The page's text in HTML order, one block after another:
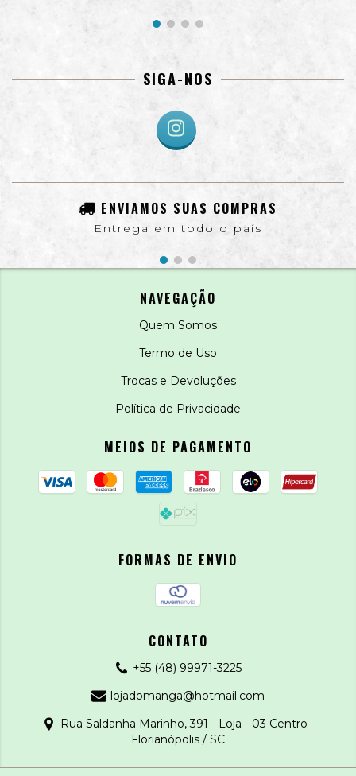
SIGA-NOS
ENVIAMOS SUAS COMPRAS
Entrega em todo o país
NAVEGAÇÃO
Quem Somos
Termo de Uso
Trocas e Devoluções
Política de Privacidade
MEIOS DE PAGAMENTO
FORMAS DE ENVIO
CONTATO
+55 (48) 99971-3225
lojadomanga@hotmail.com
Rua Saldanha Marinho, 391 - Loja - 03 Centro -
Florianópolis / SC